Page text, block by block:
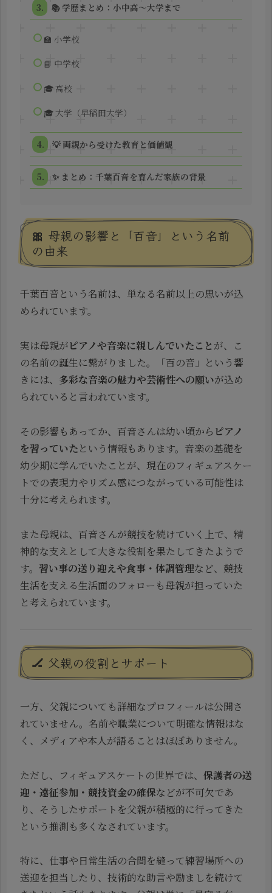
📚 学歴まとめ：小中高〜大学まで
🏫 小学校
📘 中学校
🎓 高校
🎓 大学（早稲田大学）
💡 両親から受けた教育と価値観
✨ まとめ：千葉百音を育んだ家族の背景
🎀 母親の影響と「百音」という名前
の由来
千葉百音という名前は、単なる名前以上の思いが込
められています。
実は母親がピアノや音楽に親しんでいたことが、こ
の名前の誕生に繋がりました。「百の音」という響
きには、 多彩な音楽の魅力や芸術性への願いが込め
られていると言われています。
その影響もあってか、百音さんは幼い頃から ピアノ
を習っていたという情報もあります。音楽の基礎を
幼少期に学んでいたことが、現在のフィギュアスケー
トでの表現力やリズム感につながっている可能性は
十分に考えられます。
また母親は、百音さんが競技を続けていく上で、精
神的な支えとして大きな役割を果たしてきたようで
す。 習い事の送り迎えや食事・体調管理など、競技
生活を支える生活面のフォローも母親が担っていた
と考えられています。
🏒 父親の役割とサポート
一方、父親についても詳細なプロフィールは公開さ
れていません。名前や職業について明確な情報はな
く、メディアや本人が語ることはほぼありません。
ただし、フィギュアスケートの世界では、 保護者の送
迎・遠征参加・競技資金の確保などが不可欠であ
り、そうしたサポートを父親が積極的に行ってきた
という推測も多くなされています。
特に、仕事や日常生活の合間を縫って練習場所への
送迎を担当したり、技術的な助言や励ましを続けて